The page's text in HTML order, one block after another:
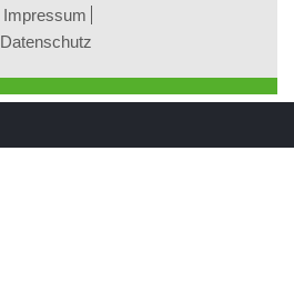
Impressum
Datenschutz